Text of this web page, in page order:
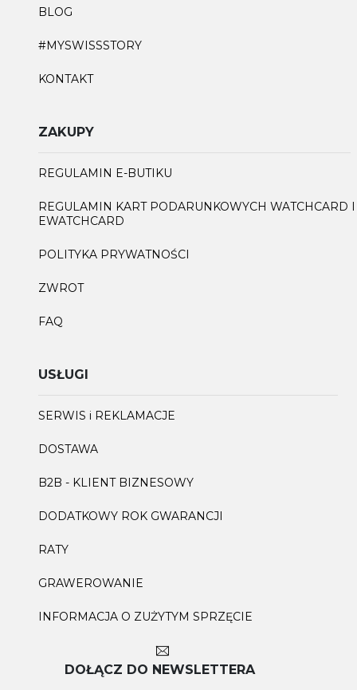
BLOG
#MYSWISSSTORY
KONTAKT
ZAKUPY
REGULAMIN E-BUTIKU
REGULAMIN KART PODARUNKOWYCH WATCHCARD I
EWATCHCARD
POLITYKA PRYWATNOŚCI
ZWROT
FAQ
USŁUGI
SERWIS i REKLAMACJE
DOSTAWA
B2B - KLIENT BIZNESOWY
DODATKOWY ROK GWARANCJI
RATY
GRAWEROWANIE
INFORMACJA O ZUŻYTYM SPRZĘCIE
DOŁĄCZ DO NEWSLETTERA